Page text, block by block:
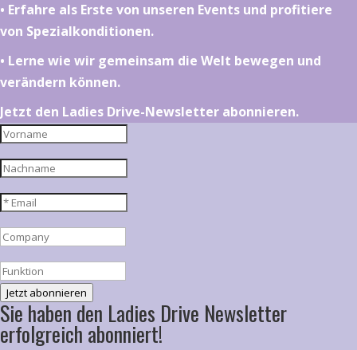
•⁠ ⁠⁠Erfahre als Erste von unseren Events und profitiere
von Spezialkonditionen.
•⁠ ⁠⁠Lerne wie wir gemeinsam die Welt bewegen und
verändern können.
Jetzt den Ladies Drive-Newsletter abonnieren.
Jetzt abonnieren
Sie haben den Ladies Drive Newsletter
erfolgreich abonniert!